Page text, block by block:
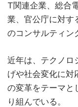
T関連企業、総合
業、官公庁に対す
のコンサルティン
近年は、テクノロ
げや社会変化に対
の変革をテーマと
り組んでいる。